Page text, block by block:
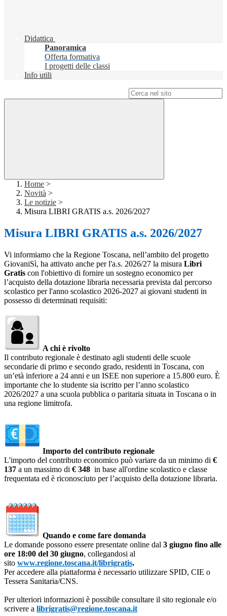
Didattica
Panoramica
Offerta formativa
I progetti delle classi
Info utili
Home >
Novità >
Le notizie >
Misura LIBRI GRATIS a.s. 2026/2027
Misura LIBRI GRATIS a.s. 2026/2027
Vi informiamo che la Regione Toscana, nell’ambito del progetto
GiovaniSì, ha attivato anche per l'a.s. 2026/27 la misura Libri
Gratis con l'obiettivo di fornire un sostegno economico per
l’acquisto della dotazione libraria necessaria prevista dal percorso
scolastico per l'anno scolastico 2026-2027 ai giovani studenti in
possesso di determinati requisiti:
A chi è rivolto
Il contributo regionale è destinato agli studenti delle scuole
secondarie di primo e secondo grado, residenti in Toscana, con
un’età inferiore a 24 anni e un ISEE non superiore a 15.800 euro. È
importante che lo studente sia iscritto per l’anno scolastico
2026/2027 a una scuola pubblica o paritaria situata in Toscana o in
una regione limitrofa.
Importo del contributo regionale
L'importo del contributo economico può variare da un minimo di €
137 a un massimo di € 348 in base all'ordine scolastico e classe
frequentata ed è riconosciuto per l’acquisto della dotazione libraria.
Quando e come fare domanda
Le domande possono essere presentate online dal 3 giugno fino alle
ore 18:00 del 30 giugno, collegandosi al
sito www.regione.toscana.it/librigratis.
Per accedere alla piattaforma è necessario utilizzare SPID, CIE o
Tessera Sanitaria/CNS.
Per ulteriori informazioni è possibile consultare il sito regionale e/o
scrivere a librigratis@regione.toscana.it